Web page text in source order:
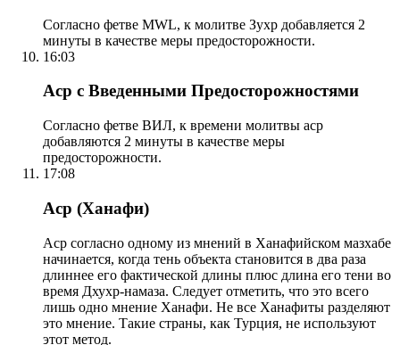
Согласно фетве MWL, к молитве Зухр добавляется 2
минуты в качестве меры предосторожности.
16:03
Аср с Введенными Предосторожностями
Согласно фетве ВИЛ, к времени молитвы аср
добавляются 2 минуты в качестве меры
предосторожности.
17:08
Аср (Ханафи)
Аср согласно одному из мнений в Ханафийском мазхабе
начинается, когда тень объекта становится в два раза
длиннее его фактической длины плюс длина его тени во
время Дхухр-намаза. Следует отметить, что это всего
лишь одно мнение Ханафи. Не все Ханафиты разделяют
это мнение. Такие страны, как Турция, не используют
этот метод.